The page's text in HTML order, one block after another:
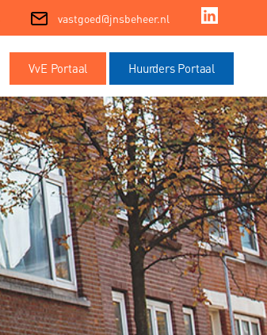
vastgoed@jnsbeheer.nl
VvE Portaal Huurders Portaal